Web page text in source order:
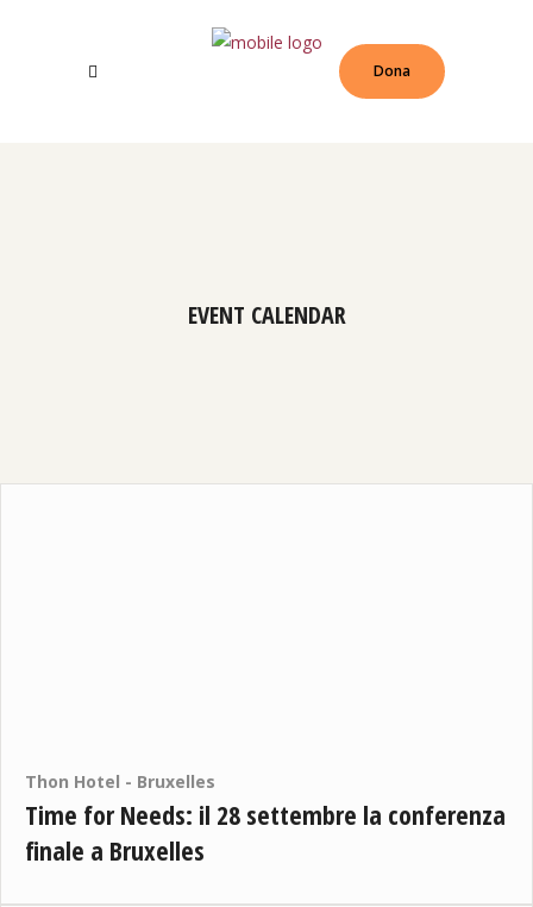
Dona
EVENT CALENDAR
Thon Hotel - Bruxelles
Time for Needs: il 28 settembre la conferenza
finale a Bruxelles